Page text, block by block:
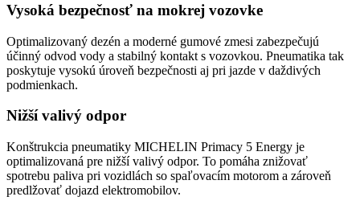
Vysoká bezpečnosť na mokrej vozovke
Optimalizovaný dezén a moderné gumové zmesi zabezpečujú
účinný odvod vody a stabilný kontakt s vozovkou. Pneumatika tak
poskytuje vysokú úroveň bezpečnosti aj pri jazde v daždivých
podmienkach.
Nižší valivý odpor
Konštrukcia pneumatiky MICHELIN Primacy 5 Energy je
optimalizovaná pre nižší valivý odpor. To pomáha znižovať
spotrebu paliva pri vozidlách so spaľovacím motorom a zároveň
predlžovať dojazd elektromobilov.